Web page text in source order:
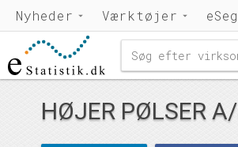
Nyheder Værktøjer
HØJER PØLSER